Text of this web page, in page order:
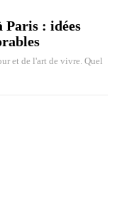
Paris : idées
et de l'art de vivre. Quel